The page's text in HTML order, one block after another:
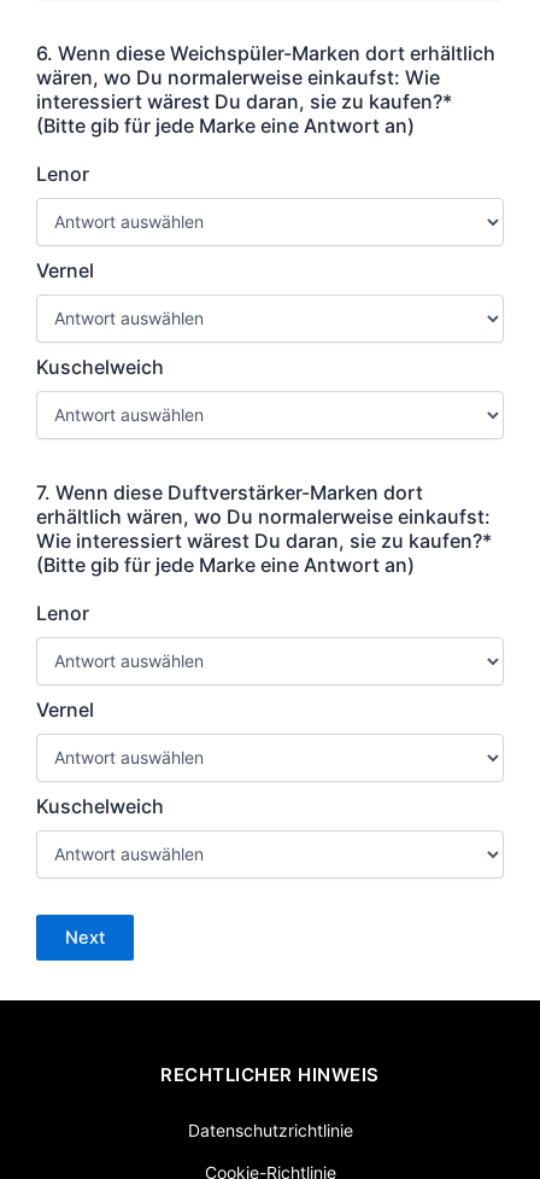
6. Wenn diese Weichspüler-Marken dort erhältlich
wären, wo Du normalerweise einkaufst: Wie
interessiert wärest Du daran, sie zu kaufen?*
(Bitte gib für jede Marke eine Antwort an)
Lenor
Vernel
Kuschelweich
7. Wenn diese Duftverstärker-Marken dort
erhältlich wären, wo Du normalerweise einkaufst:
Wie interessiert wärest Du daran, sie zu kaufen?*
(Bitte gib für jede Marke eine Antwort an)
Lenor
Vernel
Kuschelweich
Next
RECHTLICHER HINWEIS
Datenschutzrichtlinie
Cookie-Richtlinie